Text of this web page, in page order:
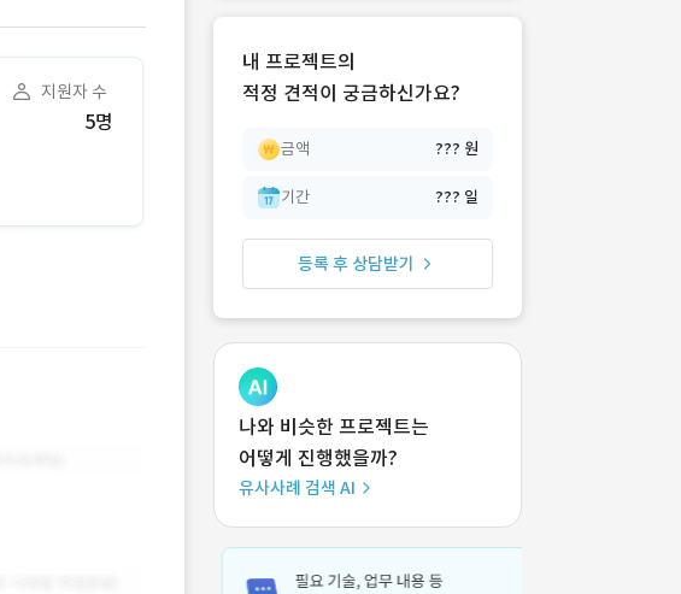
지원자 수
5명
내 프로젝트의
적정 견적이 궁금하신가요?
금액 ??? 원
기간 ??? 일
등록 후 상담받기
나와 비슷한 프로젝트는
어떻게 진행했을까?
유사사례 검색 AI